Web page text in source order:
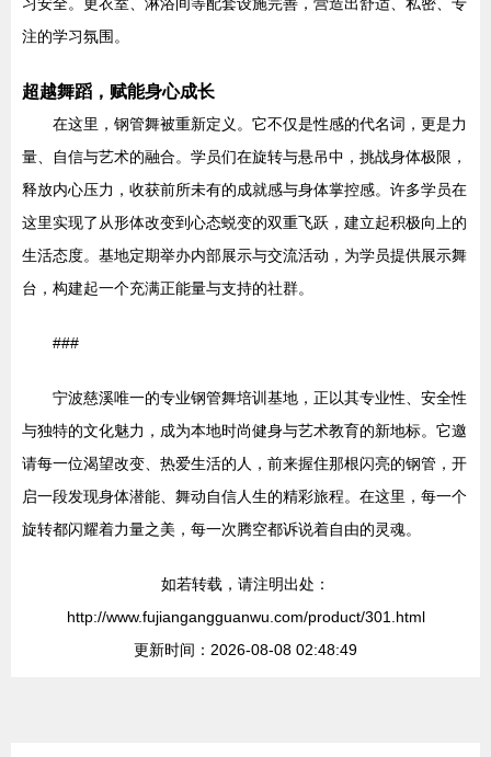
注的学习氛围。
超越舞蹈，赋能身心成长
在这里，钢管舞被重新定义。它不仅是性感的代名词，更是力
量、自信与艺术的融合。学员们在旋转与悬吊中，挑战身体极限，
释放内心压力，收获前所未有的成就感与身体掌控感。许多学员在
这里实现了从形体改变到心态蜕变的双重飞跃，建立起积极向上的
生活态度。基地定期举办内部展示与交流活动，为学员提供展示舞
台，构建起一个充满正能量与支持的社群。
###
宁波慈溪唯一的专业钢管舞培训基地，正以其专业性、安全性
与独特的文化魅力，成为本地时尚健身与艺术教育的新地标。它邀
请每一位渴望改变、热爱生活的人，前来握住那根闪亮的钢管，开
启一段发现身体潜能、舞动自信人生的精彩旅程。在这里，每一个
旋转都闪耀着力量之美，每一次腾空都诉说着自由的灵魂。
如若转载，请注明出处：
http://www.fujiangangguanwu.com/product/301.html
更新时间：2026-08-08 02:48:49